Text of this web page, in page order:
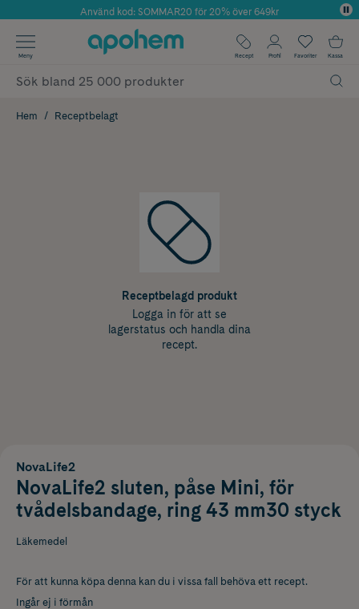
Årets Butik 2025 inom Skönhet
Använd kod: SOMMAR20 för 20% över 649kr
✓ Fri frakt
✓ Poäng på alla köp*
Meny Recept Profil Favoriter Kassa
Hem Receptbelagt
Receptbelagd produkt
Logga in för att se
lagerstatus och handla dina
recept.
NovaLife2
NovaLife2 sluten, påse Mini, för
tvådelsbandage, ring 43 mm30 styck
Läkemedel
För att kunna köpa denna kan du i vissa fall behöva ett recept.
Ingår ej i förmån